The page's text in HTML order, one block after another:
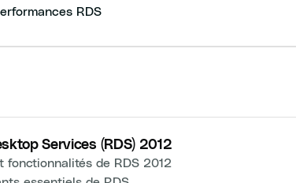
RDS
Services (RDS) 2012
fonctionnalités de RDS 2012